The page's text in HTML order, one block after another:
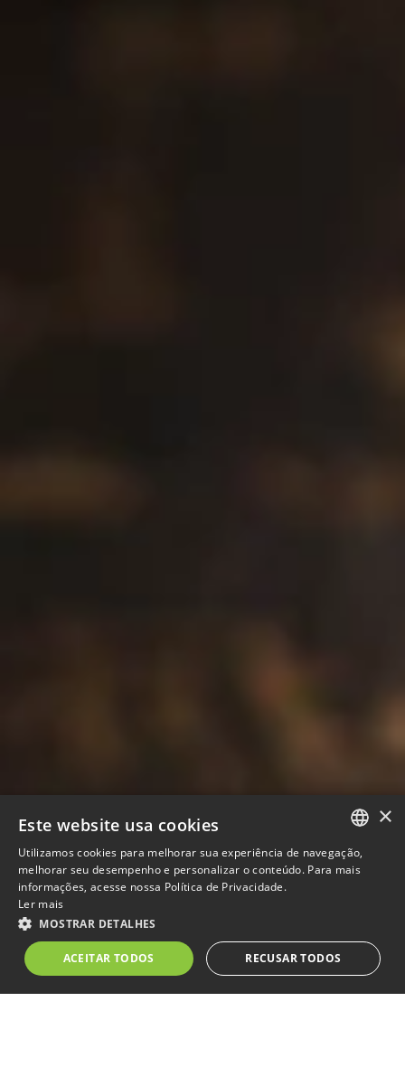
RELATÓRIO COMPLETO
PORTUGUESE
×
Este website usa cookies
Utilizamos cookies para melhorar sua experiência de navegação,
melhorar seu desempenho e personalizar o conteúdo. Para mais
informações, acesse nossa Política de Privacidade.
Ler mais
MOSTRAR DETALHES
ACEITAR TODOS RECUSAR TODOS